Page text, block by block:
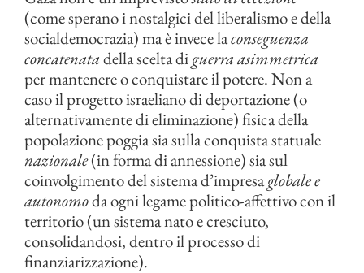
(come sperano i nostalgici del liberalismo e della
socialdemocrazia) ma è invece laconseguenza
concatenatadella scelta diguerra asimmetrica
per mantenere o conquistare il potere. Non a
caso il progetto israeliano di deportazione (o
alternativamente di eliminazione) fisica della
popolazione poggia sia sulla conquista statuale
nazionale(in forma di annessione) sia sul
coinvolgimento del sistema d’impresaglobale e
autonomoda ogni legame politico-affettivo con il
territorio (un sistema nato e cresciuto,
consolidandosi, dentro il processo di
finanziarizzazione).